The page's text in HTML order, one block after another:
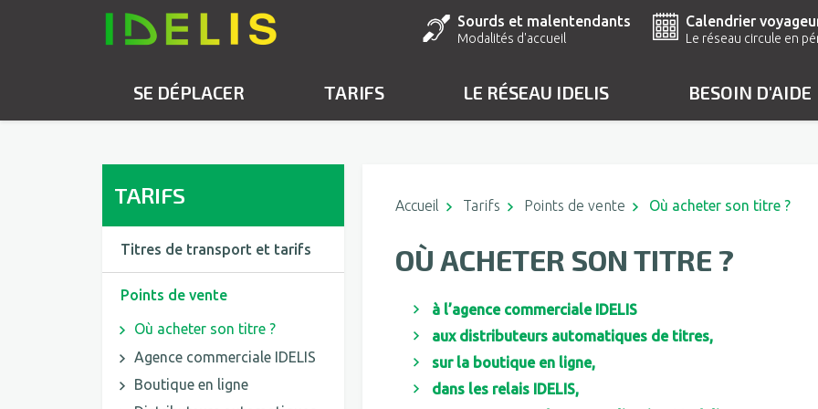
Lien vers la page Accueil pour les publics sourds et
Sourds et malentendants
Modalités d'accueil
Le réseau circule en
Calendrier
Le réseau circule en
SE DÉPLACER TARIFS LE RÉSEAU IDELIS BESOIN D'AIDE
TARIFS
Titres de transport et tarifs
Points de vente
Où acheter son titre ?
Agence commerciale IDELIS
Boutique en ligne
Accueil Tarifs Points de vente Où acheter son titre ?
OÙ ACHETER SON TITRE ?
à l’agence commerciale IDELIS
aux distributeurs automatiques de titres,
sur la boutique en ligne,
dans les relais IDELIS,